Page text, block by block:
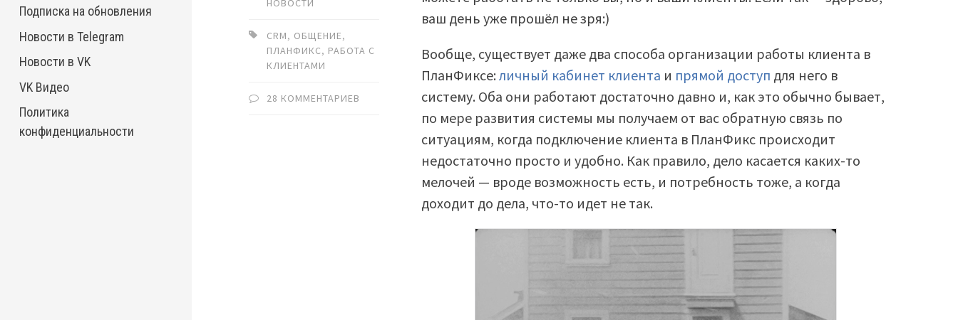
Подписка на обновления
Новости в Telegram
Новости в VK
VK Видео
Политика
конфиденциальности
НОВОСТИ
CRM, ОБЩЕНИЕ,
ПЛАНФИКС, РАБОТА С
КЛИЕНТАМИ
28 КОММЕНТАРИЕВ
ваш день уже прошёл не зря:)
Вообще, существует даже два способа организации работы клиента в
ПланФиксе:личный кабинет клиента и прямой доступ для него в
систему. Оба они работают достаточно давно и, как это обычно бывает,
по мере развития системы мы получаем от вас обратную связь по
ситуациям, когда подключение клиента в ПланФикс происходит
недостаточно просто и удобно. Как правило, дело касается каких-то
мелочей — вроде возможность есть, и потребность тоже, а когда
доходит до дела, что-то идет не так.